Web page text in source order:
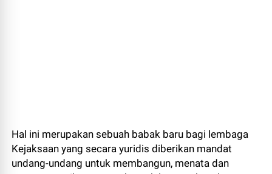
Hal ini merupakan sebuah babak baru bagi lembaga
Kejaksaan yang secara yuridis diberikan mandat
undang-undang untuk membangun, menata dan